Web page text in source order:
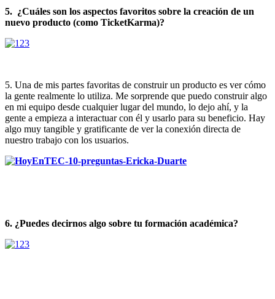
5. ¿Cuáles son los aspectos favoritos sobre la creación de un
nuevo producto (como TicketKarma)?
5. Una de mis partes favoritas de construir un producto es ver cómo
la gente realmente lo utiliza. Me sorprende que puedo construir algo
en mi equipo desde cualquier lugar del mundo, lo dejo ahí, y la
gente a empieza a interactuar con él y usarlo para su beneficio. Hay
algo muy tangible y gratificante de ver la conexión directa de
nuestro trabajo con los usuarios.
6. ¿Puedes decirnos algo sobre tu formación académica?